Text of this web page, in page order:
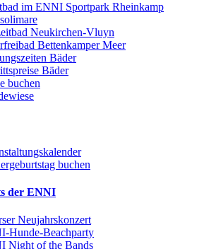
im ENNI Sportpark Rheinkamp
Neukirchen-Vluyn
Bettenkamper Meer
Bäder
Bäder
buchen
buchen
der ENNI
Neujahrskonzert
Hunde-Beachparty
Night of the Bands